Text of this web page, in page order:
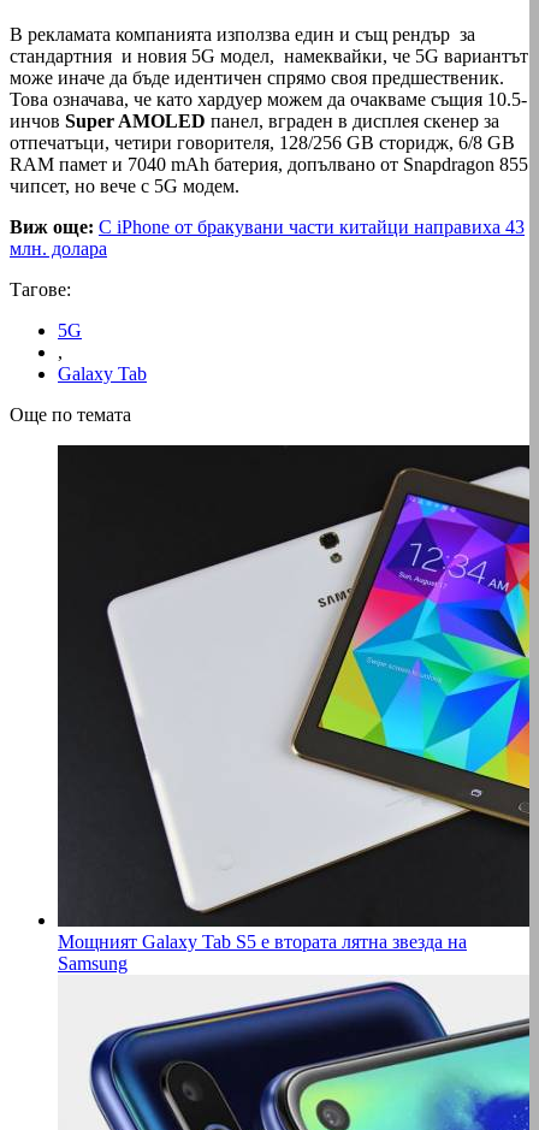
В рекламата компанията използва един и същ рендър за
стандартния и новия 5G модел, намеквайки, че 5G вариантът
може иначе да бъде идентичен спрямо своя предшественик.
Това означава, че като хардуер можем да очакваме същия 10.5-
инчов Super AMOLED панел, вграден в дисплея скенер за
отпечатъци, четири говорителя, 128/256 GB сторидж, 6/8 GB
RAM памет и 7040 mAh батерия, допълвано от Snapdragon 855
чипсет, но вече с 5G модем.
Виж още: С iPhone от бракувани части китайци направиха 43
млн. долара
Тагове:
5G
,
Galaxy Tab
Още по темата
Мощният Galaxy Tab S5 е втората лятна звезда на
Samsung